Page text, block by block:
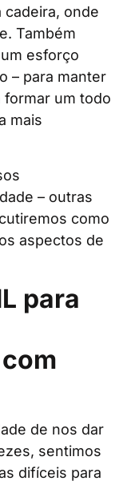
cadeira, onde
Também
esforço
– para manter
formar um todo
mais
– outras
como
aspectos de
para
de nos dar
sentimos
difíceis para